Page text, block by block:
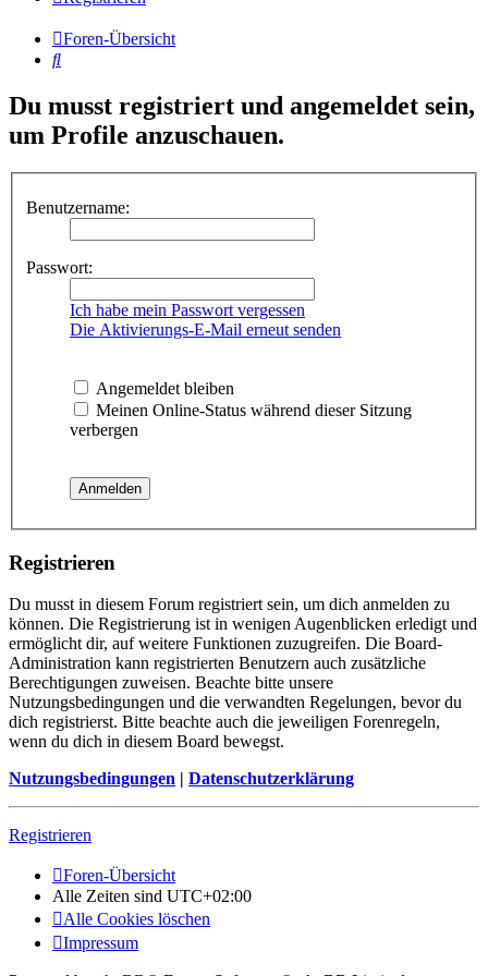
Foren-Übersicht
Suche
Du musst registriert und angemeldet sein,
um Profile anzuschauen.
Benutzername:
Passwort:
Ich habe mein Passwort vergessen
Die Aktivierungs-E-Mail erneut senden
Angemeldet bleiben
Meinen Online-Status während dieser Sitzung
verbergen
Registrieren
Du musst in diesem Forum registriert sein, um dich anmelden zu
können. Die Registrierung ist in wenigen Augenblicken erledigt und
ermöglicht dir, auf weitere Funktionen zuzugreifen. Die Board-
Administration kann registrierten Benutzern auch zusätzliche
Berechtigungen zuweisen. Beachte bitte unsere
Nutzungsbedingungen und die verwandten Regelungen, bevor du
dich registrierst. Bitte beachte auch die jeweiligen Forenregeln,
wenn du dich in diesem Board bewegst.
Nutzungsbedingungen | Datenschutzerklärung
Registrieren
Foren-Übersicht
Alle Zeiten sind UTC+02:00
Alle Cookies löschen
Impressum